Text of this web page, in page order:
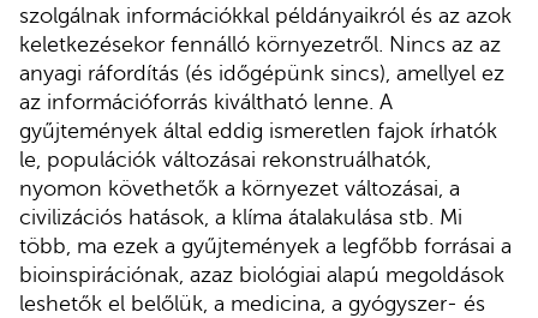
szolgálnak információkkal példányaikról és az azok
keletkezésekor fennálló környezetről. Nincs az az
anyagi ráfordítás (és időgépünk sincs), amellyel ez
az információforrás kiváltható lenne. A
gyűjtemények által eddig ismeretlen fajok írhatók
le, populációk változásai rekonstruálhatók,
nyomon követhetők a környezet változásai, a
civilizációs hatások, a klíma átalakulása stb. Mi
több, ma ezek a gyűjtemények a legfőbb forrásai a
bioinspirációnak, azaz biológiai alapú megoldások
leshetők el belőlük, a medicina, a gyógyszer- és